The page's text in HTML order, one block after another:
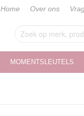
Home Over ons
MOMENTSLEUTELS